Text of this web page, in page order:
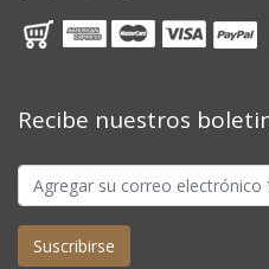
Recibe nuestros